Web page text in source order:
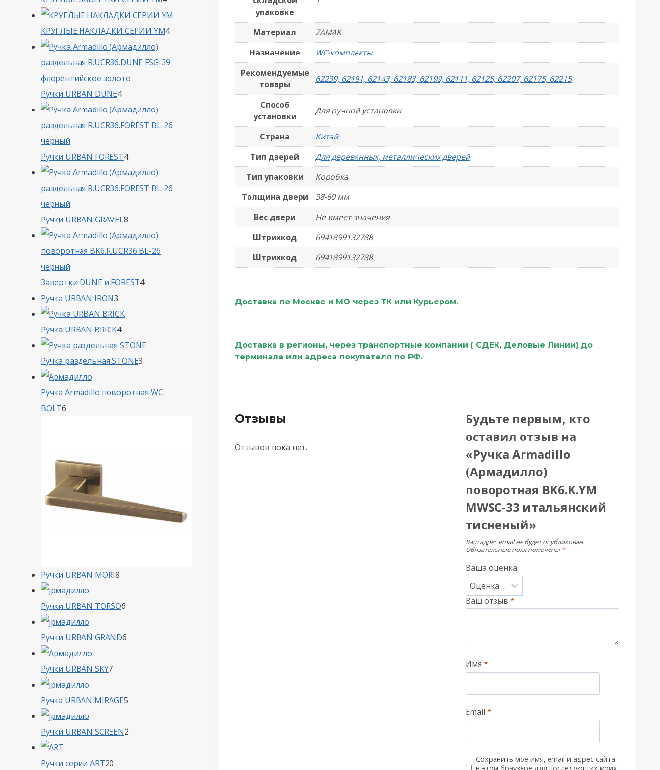
упаковке
Материал
ZAMAK
Назначение
WC-комплекты
Рекомендуемые
товары
62239, 62191, 62143, 62183, 62199, 62111, 62125, 62207, 62175, 62215
Способ
установки
Для ручной установки
Страна
Китай
Тип дверей
Для деревянных, металлических дверей
Тип упаковки
Коробка
Толщина двери
38-60 мм
Вес двери
Не имеет значения
Штрихкод
6941899132788
Штрихкод
6941899132788
Доставка по Москве и МО через ТК или Курьером.
Доставка в регионы, через транспортные компании ( СДЕК, Деловые Линии) до
терминала или адреса покупателя по РФ.
Отзывы
Отзывов пока нет.
Будьте первым, кто
оставил отзыв на
«Ручка Armadillo
(Армадилло)
поворотная BK6.K.YM
MWSC-33 итальянский
тисненый»
Ваш адрес email не будет опубликован.
Обязательные поля помечены *
Ваша оценка
Ваш отзыв *
Имя *
Email *
Сохранить моё имя, email и адрес сайта
в этом браузере для последующих моих
товара
КРУГЛЫЕ НАКЛАДКИ СЕРИИ YM44
Ручки URBAN DUNE44
товара
Ручки URBAN FOREST44
товара
Ручки URBAN GRAVEL8
товаров
Завертки DUNE и FOREST44
Ручка URBAN IRON3
товара
Ручка URBAN BRICK44
товара
Ручка раздельная STONE3
Ручка Armadillo поворотная WC-
BOLT6
Ручки URBAN MORI8
Ручки URBAN TORSO6
Ручки URBAN GRAND6
Ручки URBAN SKY77
Ручка URBAN MIRAGE5
Ручки URBAN SCREEN2
Ручки серии ART20